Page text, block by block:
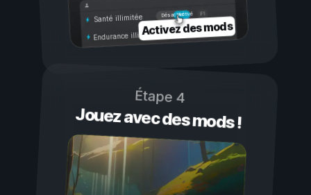
Activé
Désactivé
Santé illimitée
Endurance illimitéeActivez des mods
Étape 4
Jouez avec des mods !